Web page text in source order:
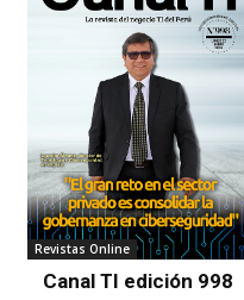
Revistas Online
Canal TI edición 998